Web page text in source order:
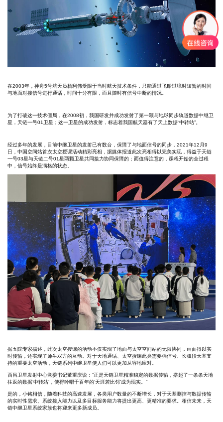
在2003年，神舟5号航天员杨利伟受限于当时航天技术条件，只能通过飞船过境时短暂的时间
与地面对接信号进行通话，时间十分有限，而且随时有信号中断的情况。
为了打破这一技术僵局，在2008初，我国研发并成功发射了第一颗与地球同步轨道数据中继卫
星，天链一号01卫星；这一卫星的成功发射，标志着我国航天器有了天上数据“中转站”。
经过多年的发展，目前中继卫星的发射已有数台，保障了与地面信号的同步，2021年12月9
日，中国空间站首次太空授课活动精彩亮相，据媒体报道此次亮相得以完美实现，得益于天链
一号03星与天链二号01星两颗卫星共同接力协同保障的；而值得注意的，课程开始的全过程
中，信号始终是满格的状态。
据五院专家描述，此次太空授课的活动不仅实现了地面与太空空间站的无限协同，画面得以实
时传输，还实现了师生双方的互动。对于天地通话、太空授课此类需要强信号、长弧段天基支
持的重要太空活动，天链系列中继卫星使人们可以更加从容地应对。
西昌卫星发射中心党委书记董重庆说：“正是天链卫星精准稳定的数据传输，搭起了一条条天地
往返的数据‘中转站’，使得吟唱千百年的‘天涯若比邻’成为现实。”
是的，小铭相信，随着科技的高速发展，各类用户数量的不断增长，对于天基测控与数据传输
的实时性需求、系统接入能力以及多目标服务能力将提出更高、更精准的要求。相信未来，天
链中继卫星系统家族也将迎来更多新成员。